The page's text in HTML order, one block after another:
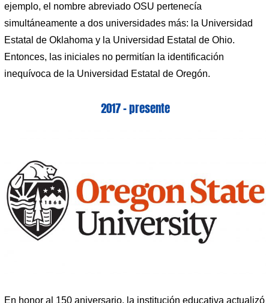
ejemplo, el nombre abreviado OSU pertenecía
simultáneamente a dos universidades más: la Universidad
Estatal de Oklahoma y la Universidad Estatal de Ohio.
Entonces, las iniciales no permitían la identificación
inequívoca de la Universidad Estatal de Oregón.
2017 – presente
En honor al 150 aniversario, la institución educativa actualizó